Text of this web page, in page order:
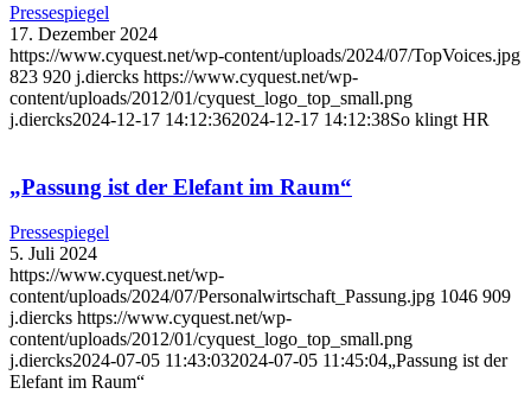
Pressespiegel
17. Dezember 2024
https://www.cyquest.net/wp-content/uploads/2024/07/TopVoices.jpg
823 920 j.diercks https://www.cyquest.net/wp-
content/uploads/2012/01/cyquest_logo_top_small.png
j.diercks2024-12-17 14:12:362024-12-17 14:12:38So klingt HR
„Passung ist der Elefant im Raum“
Pressespiegel
5. Juli 2024
https://www.cyquest.net/wp-
content/uploads/2024/07/Personalwirtschaft_Passung.jpg 1046 909
j.diercks https://www.cyquest.net/wp-
content/uploads/2012/01/cyquest_logo_top_small.png
j.diercks2024-07-05 11:43:032024-07-05 11:45:04„Passung ist der
Elefant im Raum“